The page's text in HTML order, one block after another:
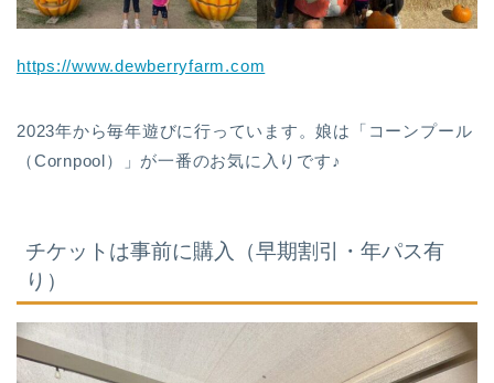
https://www.dewberryfarm.com
2023年から毎年遊びに行っています。娘は「コーンプール
（Cornpool）」が一番のお気に入りです♪
チケットは事前に購入（早期割引・年パス有
り）